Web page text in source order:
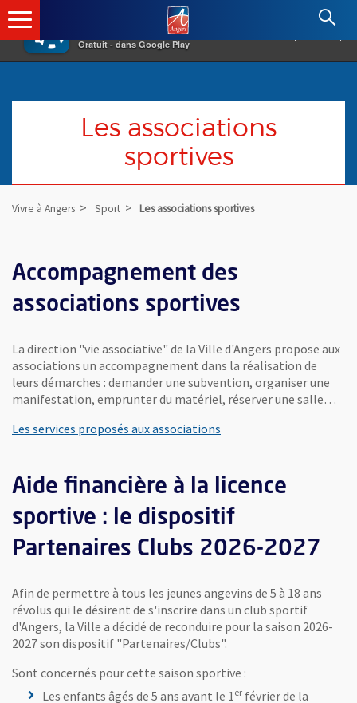
×
Gratuit - dans Google Play
Angers.fr : Retour à l'accueil
Les associations
sportives
Vivre à Angers Sport Les associations sportives
Accompagnement des
associations sportives
La direction "vie associative" de la Ville d'Angers propose aux
associations un accompagnement dans la réalisation de
leurs démarches : demander une subvention, organiser une
manifestation, emprunter du matériel, réserver une salle…
Les services proposés aux associations
Aide financière à la licence
sportive : le dispositif
Partenaires Clubs 2026-2027
Afin de permettre à tous les jeunes angevins de 5 à 18 ans
révolus qui le désirent de s'inscrire dans un club sportif
d'Angers, la Ville a décidé de reconduire pour la saison 2026-
2027 son dispositif "Partenaires/Clubs".
Sont concernés pour cette saison sportive :
Les enfants âgés de 5 ans avant le 1 er février de la